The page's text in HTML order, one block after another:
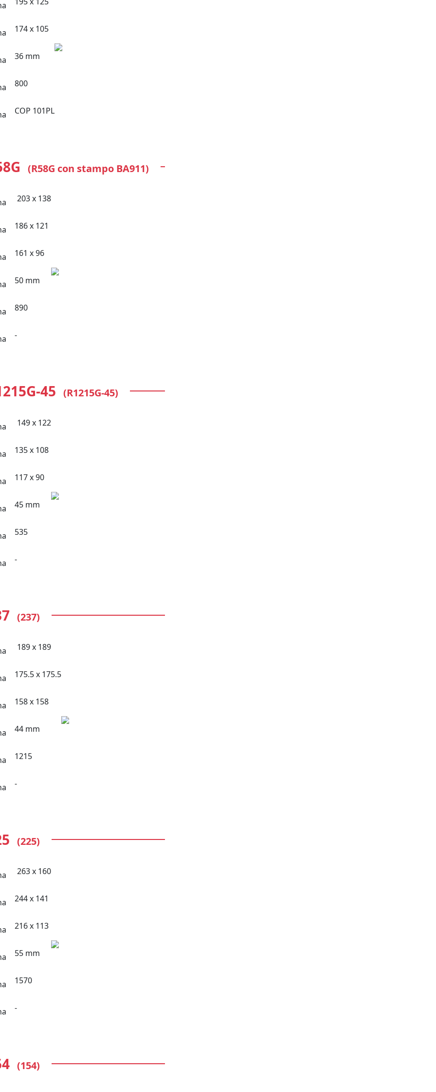
174 x 105
36 mm
800
COP 101PL
(R58G con stampo BA911)
203 x 138
186 x 121
161 x 96
50 mm
890
-
45 (R1215G-45)
149 x 122
135 x 108
117 x 90
45 mm
535
-
(237)
189 x 189
175.5 x 175.5
158 x 158
44 mm
1215
-
(225)
263 x 160
244 x 141
216 x 113
55 mm
1570
-
(154)